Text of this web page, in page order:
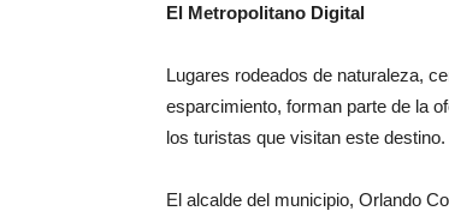
El Metropolitano Digital
Lugares rodeados de naturaleza,
esparcimiento, forman parte de la
los turistas que visitan este destino.
El alcalde del municipio, Orlando